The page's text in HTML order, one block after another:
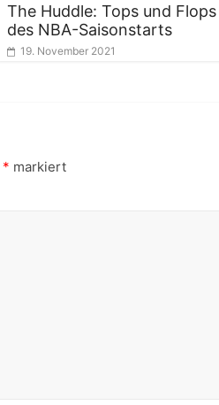
The Huddle: Tops und Flops
des NBA-Saisonstarts
19. November 2021
* markiert